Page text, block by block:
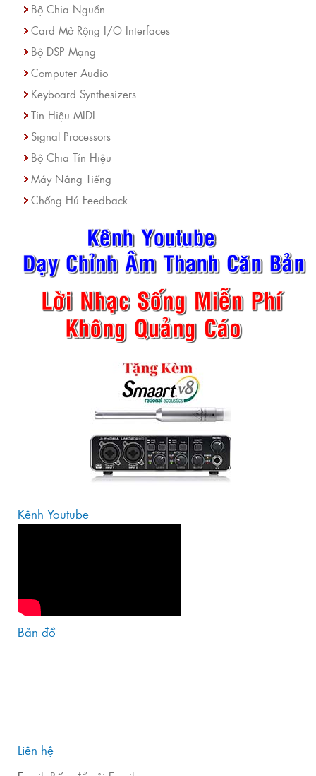
Bộ Chia Nguồn
Card Mở Rộng I/O Interfaces
Bộ DSP Mạng
Computer Audio
Keyboard Synthesizers
Tín Hiệu MIDI
Signal Processors
Bộ Chia Tín Hiệu
Máy Nâng Tiếng
Chống Hú Feedback
Kênh Youtube
Bản đồ
Liên hệ